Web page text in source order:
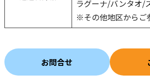
ラグーナ/バンタオ
※その他地区からご
お問合せ